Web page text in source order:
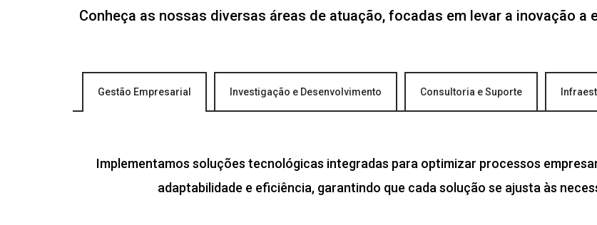
Conheça as nossas diversas áreas de atuação, focadas em levar a inovação
Gestão Empresarial Investigação e Desenvolvimento Consultoria e Suporte
Implementamos soluções tecnológicas integradas para optimizar processos
adaptabilidade e eficiência, garantindo que cada solução se ajusta às